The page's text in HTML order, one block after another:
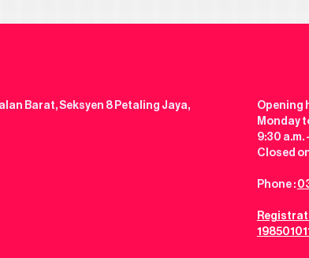
Barat, Seksyen 8 Petaling Jaya,
Opening
Monday
9:30 a.m.
Closed
Phone :